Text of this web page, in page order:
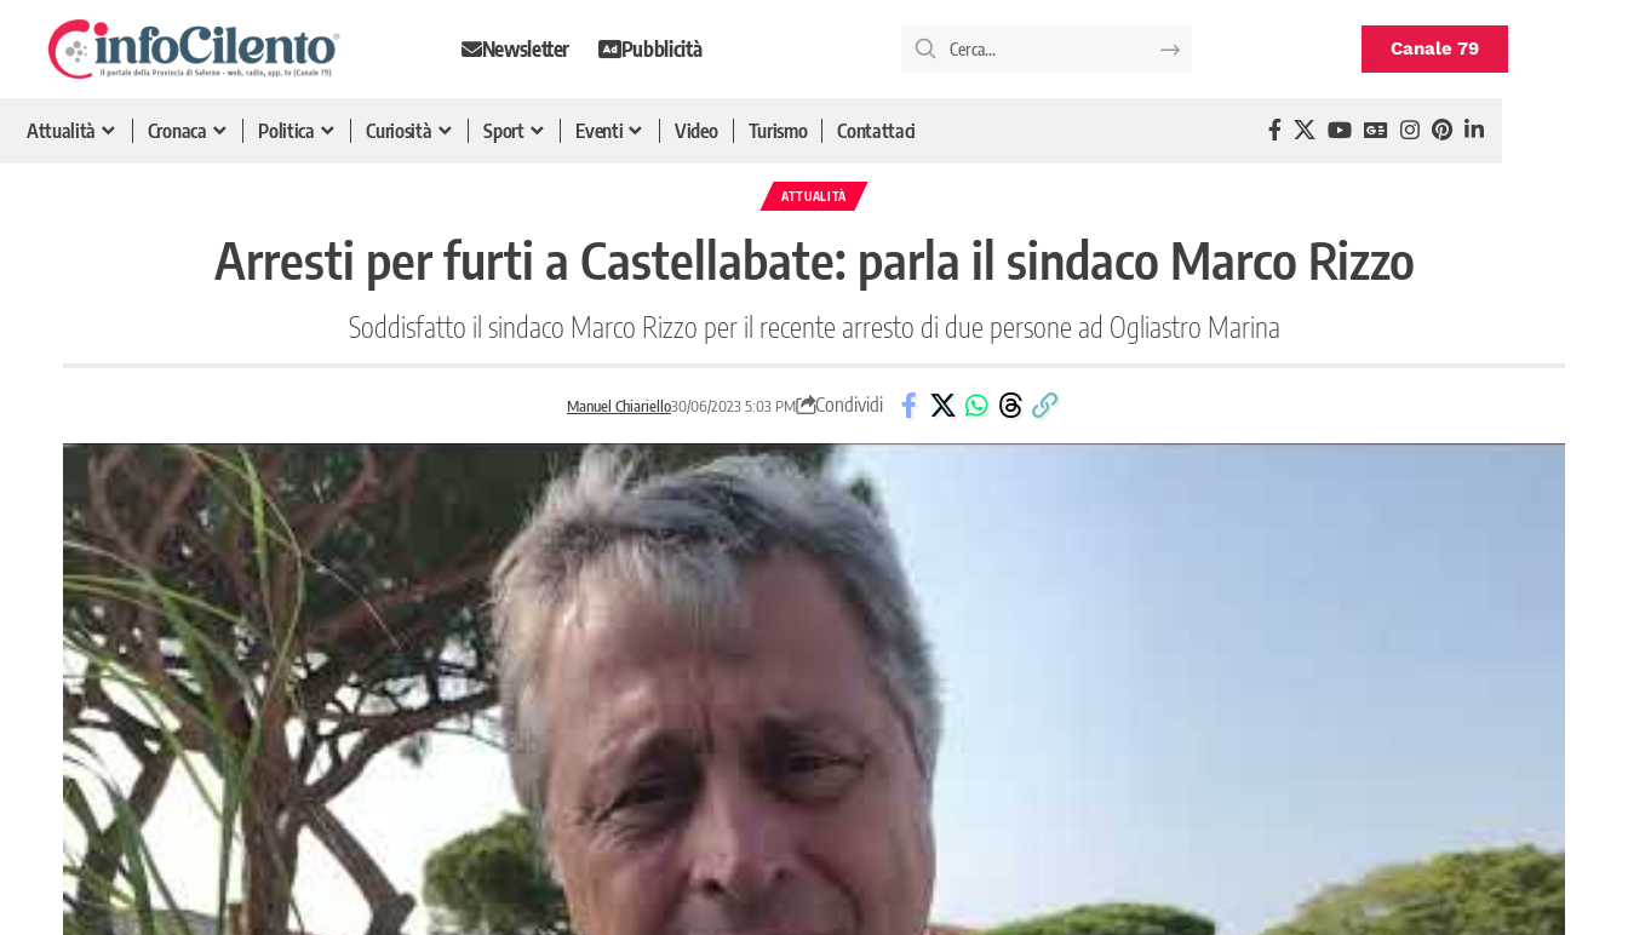
Newsletter Pubblicità Canale 79
Attualità Cronaca Politica Curiosità Sport Eventi Video Turismo Contattaci
ATTUALITÀ
Arresti per furti a Castellabate: parla il sindaco Marco Rizzo
Soddisfatto il sindaco Marco Rizzo per il recente arresto di due persone ad Ogliastro Marina
Manuel Chiariello30/06/2023 5:03 PM Condividi